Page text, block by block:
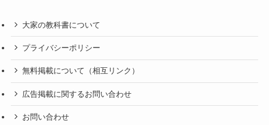
大家の教科書について
プライバシーポリシー
無料掲載について（相互リンク）
広告掲載に関するお問い合わせ
お問い合わせ